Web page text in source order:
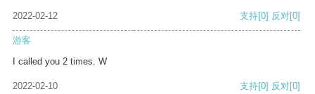
2022-02-12 支持[0] 反对[0]
游客
I called you 2 times. W
2022-02-10 支持[0] 反对[0]